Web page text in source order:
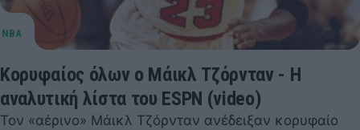
Κορυφαίoς όλων ο Μάικλ Τζόρνταν - Η
αναλυτική λίστα του ESPN (video)
Τον «αέρινο» Μάικλ Τζόρνταν ανέδειξαν κορυφαίο